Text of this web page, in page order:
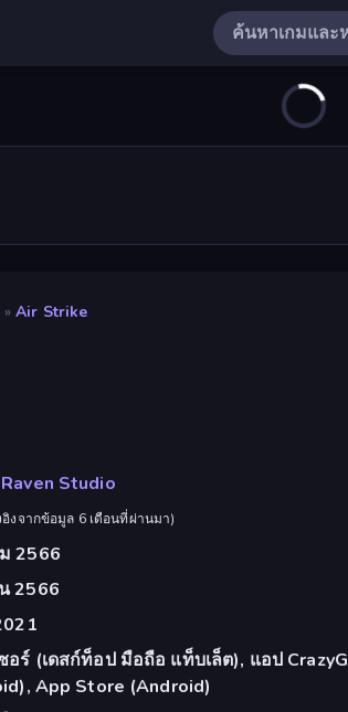
» Air Strike
Studio
อิงจากข้อมูล 6 เดือนที่ผ่านมา)
2566
2566
ซอร์ (เดสก์ท็อป มือถือ แท็บเล็ต), แอป
App Store (Android)